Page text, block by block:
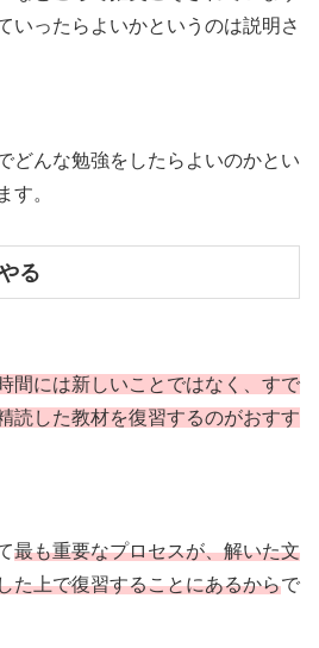
いったらよいかというのは説明さ
どんな勉強をしたらよいのかとい
す。
る
間には新しいことではなく、すで
読した教材を復習するのがおすす
最も重要なプロセスが、解いた文
た上で復習することにあるからで